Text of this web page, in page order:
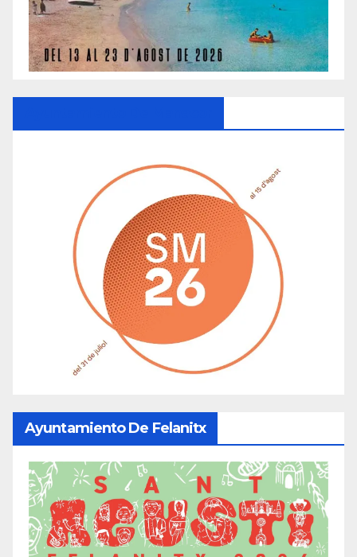
Ayuntamiento De Felanitx